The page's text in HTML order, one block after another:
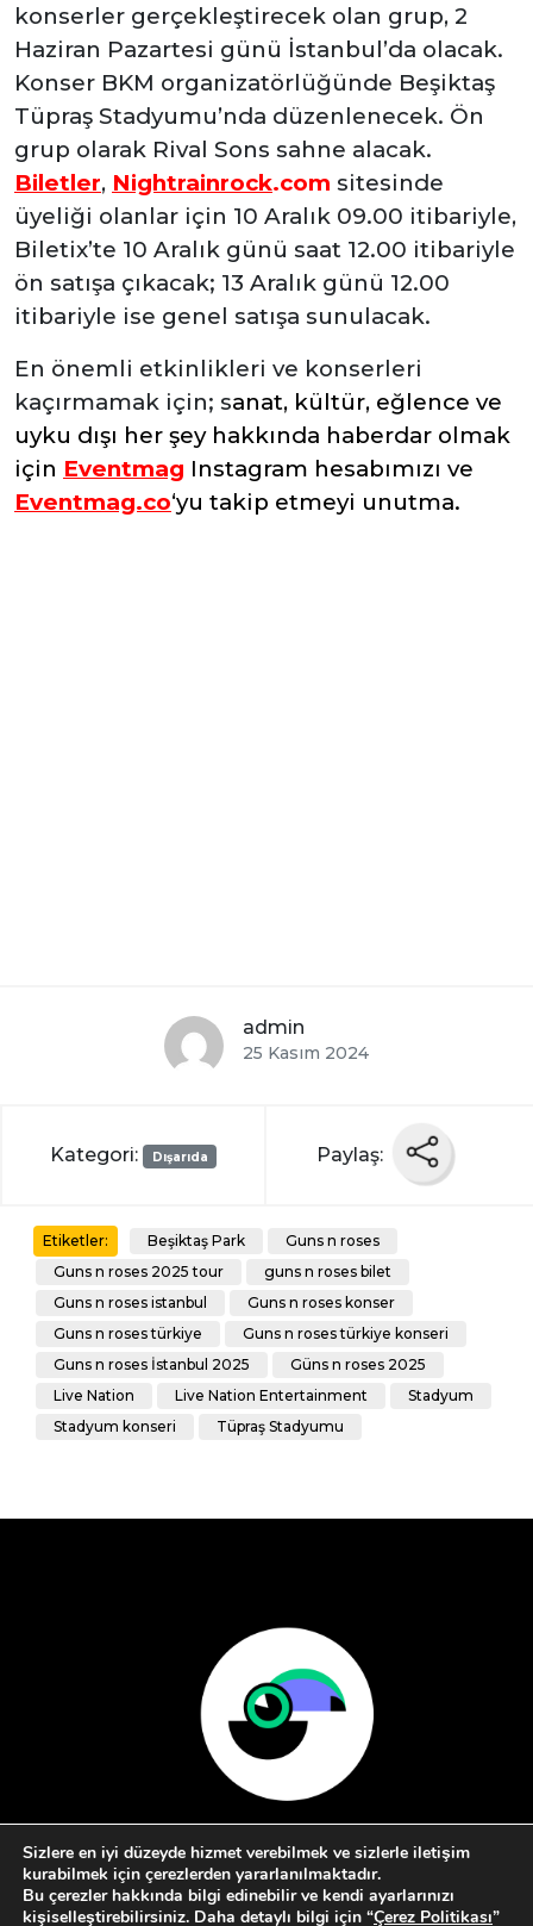
konserler gerçekleştirecek olan grup, 2
Haziran Pazartesi günü İstanbul’da olacak.
Konser BKM organizatörlüğünde Beşiktaş
Tüpraş Stadyumu’nda düzenlenecek. Ön
grup olarak Rival Sons sahne alacak.
Biletler, Nightrainrock.com sitesinde
üyeliği olanlar için 10 Aralık 09.00 itibariyle,
Biletix’te 10 Aralık günü saat 12.00 itibariyle
ön satışa çıkacak; 13 Aralık günü 12.00
itibariyle ise genel satışa sunulacak.
En önemli etkinlikleri ve konserleri
kaçırmamak için; sanat, kültür, eğlence ve
uyku dışı her şey hakkında haberdar olmak
için Eventmag Instagram hesabımızı ve
Eventmag.co‘yu takip etmeyi unutma.
admin
25 Kasım 2024
Kategori: Dışarıda Paylaş:
Etiketler: Beşiktaş Park
Guns n roses
Guns n roses 2025 tour
guns n roses bilet
Guns n roses istanbul
Guns n roses konser
Guns n roses türkiye
Guns n roses türkiye konseri
Guns n roses İstanbul 2025
Güns n roses 2025
Live Nation
Live Nation Entertainment
Stadyum
Stadyum konseri
Tüpraş Stadyumu
Sizlere en iyi düzeyde hizmet verebilmek ve sizlerle iletişim
kurabilmek için çerezlerden yararlanılmaktadır.
Bu çerezler hakkında bilgi edinebilir ve kendi ayarlarınızı
kişiselleştirebilirsiniz. Daha detaylı bilgi için “Çerez Politikası”